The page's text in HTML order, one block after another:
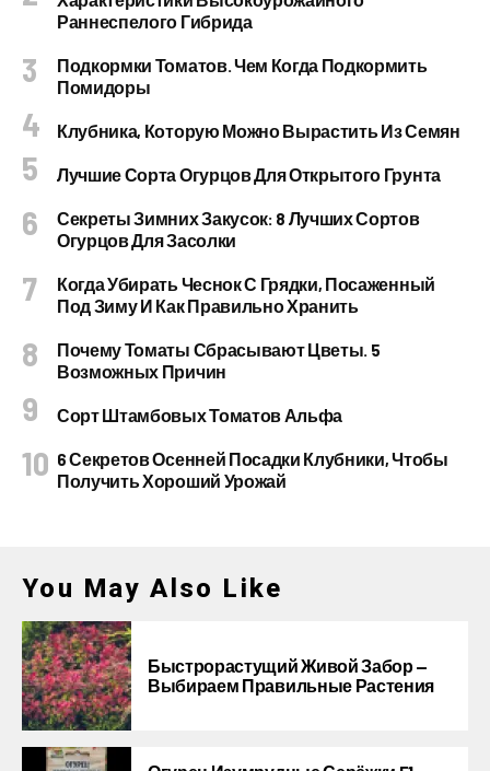
Раннеспелого Гибрида
Подкормки Томатов. Чем Когда Подкормить
Помидоры
Клубника, Которую Можно Вырастить Из Семян
Лучшие Сорта Огурцов Для Открытого Грунта
Секреты Зимних Закусок: 8 Лучших Сортов
Огурцов Для Засолки
Когда Убирать Чеснок С Грядки, Посаженный
Под Зиму И Как Правильно Хранить
Почему Томаты Сбрасывают Цветы. 5
Возможных Причин
Сорт Штамбовых Томатов Альфа
6 Секретов Осенней Посадки Клубники, Чтобы
Получить Хороший Урожай
You May Also Like
Быстрорастущий Живой Забор —
Выбираем Правильные Растения